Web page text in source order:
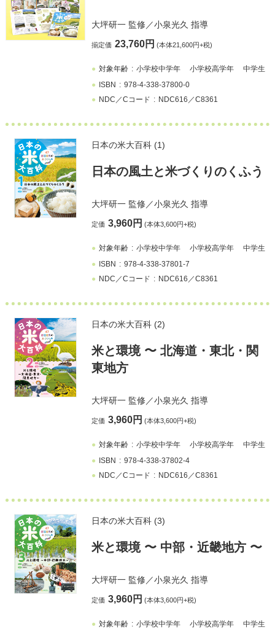
大坪研一監修／小泉光久 指導
揃定価 23,760円 (本体21,600円+税)
対象年齢 小学校中学年 小学校高学年
中学生
ISBN
978-4-338-37800-0
NDC／Cコード
NDC616／C8361
日本の米大百科 (1)
⽇本の風土と⽶づくりのくふう
大坪研一監修／小泉光久 指導
定価 3,960円 (本体3,600円+税)
対象年齢 小学校中学年 小学校高学年
中学生
ISBN
978-4-338-37801-7
NDC／Cコード
NDC616／C8361
日本の米大百科 (2)
⽶と環境 〜 北海道・東北・関
東地方
大坪研一監修／小泉光久 指導
定価 3,960円 (本体3,600円+税)
対象年齢 小学校中学年 小学校高学年
中学生
ISBN
978-4-338-37802-4
NDC／Cコード
NDC616／C8361
日本の米大百科 (3)
⽶と環境 〜 中部・近畿地方 〜
大坪研一監修／小泉光久 指導
定価 3,960円 (本体3,600円+税)
対象年齢 小学校中学年 小学校高学年
中学生